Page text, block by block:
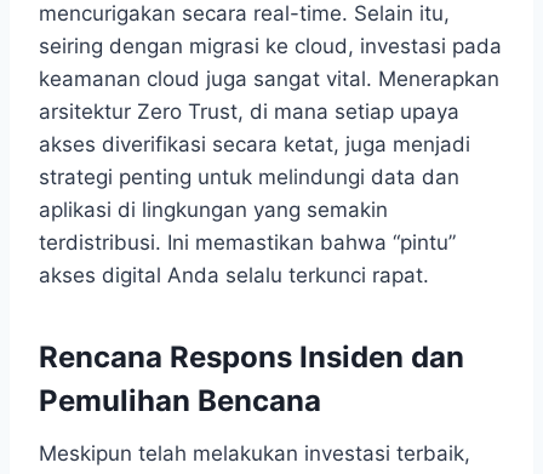
mencurigakan secara real-time. Selain itu,
seiring dengan migrasi ke cloud, investasi pada
keamanan cloud juga sangat vital. Menerapkan
arsitektur Zero Trust, di mana setiap upaya
akses diverifikasi secara ketat, juga menjadi
strategi penting untuk melindungi data dan
aplikasi di lingkungan yang semakin
terdistribusi. Ini memastikan bahwa “pintu”
akses digital Anda selalu terkunci rapat.
Rencana Respons Insiden dan
Pemulihan Bencana
Meskipun telah melakukan investasi terbaik,